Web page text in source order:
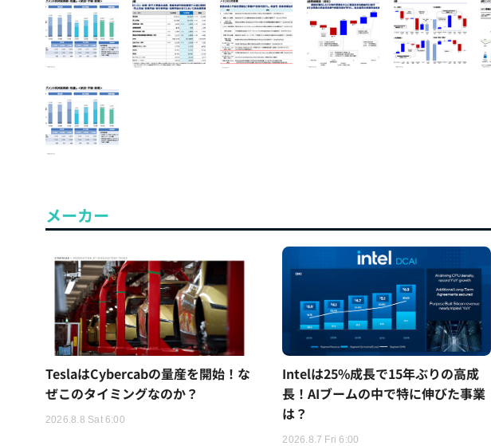
メーカー
TeslaはCybercabの量産を開始！な
ぜこのタイミングなのか？
2026.8.8 Sat 6:00
Intelは25%成長で15年ぶりの高成
長！AIブームの中で特に伸びた事業
は？
2026.8.7 Fri 6:00